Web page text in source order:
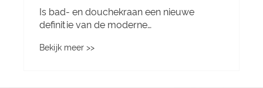
Is bad- en douchekraan een nieuwe
definitie van de moderne
Bekijk meer >>